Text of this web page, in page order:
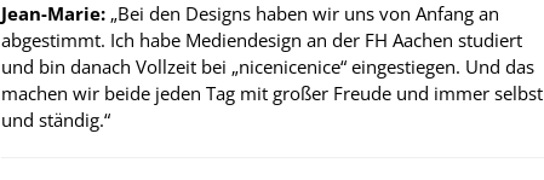
Jean-Marie: „Bei den Designs haben wir uns von Anfang an
abgestimmt. Ich habe Mediendesign an der FH Aachen studiert
und bin danach Vollzeit bei „nicenicenice“ eingestiegen. Und das
machen wir beide jeden Tag mit großer Freude und immer selbst
und ständig.“